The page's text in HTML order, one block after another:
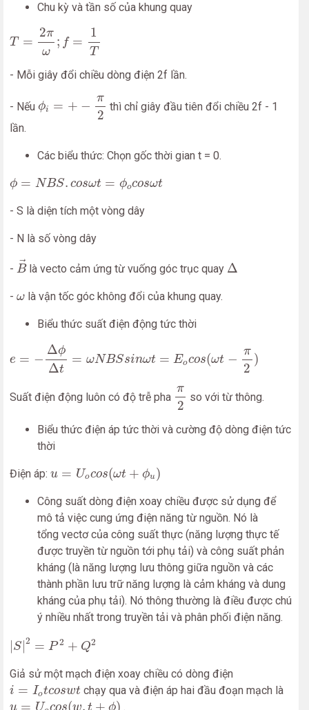
Chu kỳ và tần số của khung quay
T =
2π
ω
; f =
1
T
ω;f
- Mỗi giây đổi chiều dòng điện 2f lần.
- Nếu ϕi = + −
π
2
thì chỉ giây đầu tiên đổi chiều 2f - 1
lần.
Các biểu thức: Chọn gốc thời gian t = 0.
ϕ = NBS. cosωt = ϕocosωt
ϕ BS.co sωt= ϕ os ωt
- S là diện tích một vòng dây
- N là số vòng dây
- →
B
B→
là vecto cảm ứng từ vuống góc trục quay Δ
Δ
- ω
ω là vận tốc góc không đổi của khung quay.
Biểu thức suất điện động tức thời
e = −
Δϕ
Δt
= ωNBSsinωt = Eocos(ωt −
π
2
)
Δ t=
Suất điện động luôn có độ trễ pha
π
2
π2
so với từ thông.
Biểu thức điện áp tức thời và cường độ dòng điện tức
thời
Điện áp: u = Uocos(ωt + ϕu)
oc ω + ϕ
Công suất dòng điện xoay chiều được sử dụng để
mô tả việc cung ứng điện năng từ nguồn. Nó là
tổng vectơ của công suất thực (năng lượng thực tế
được truyền từ nguồn tới phụ tải) và công suất phản
kháng (là năng lượng lưu thông giữa nguồn và các
thành phần lưu trữ năng lượng là cảm kháng và dung
kháng của phụ tải). Nó thông thường là điều được chú
ý nhiều nhất trong truyền tải và phân phối điện năng.
S| 2 = P 2 + Q2
| S|2 2+Q
Giả sử một mạch điện xoay chiều có dòng điện
i = Iotcoswt
i= c o swt chạy qua và điện áp hai đầu đoạn mạch là
u = U cos(w. t + ϕ)
oc w ϕ ) .